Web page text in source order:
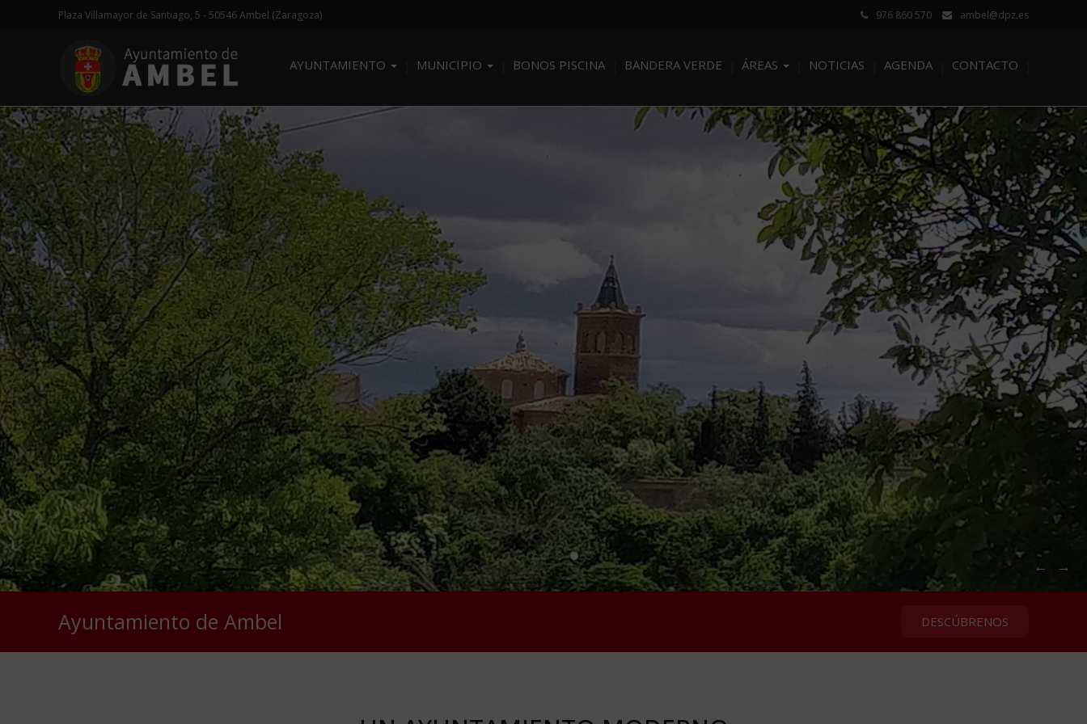
Plaza Villamayor de Santiago, 5 - 50546 Ambel (Zaragoza) 976 860 570 ambel@dpz.es
AYUNTAMIENTO MUNICIPIO BONOS PISCINA BANDERA VERDE ÁREAS NOTICIAS AGENDA CONTACTO
← →
Ayuntamiento de Ambel DESCÚBRENOS